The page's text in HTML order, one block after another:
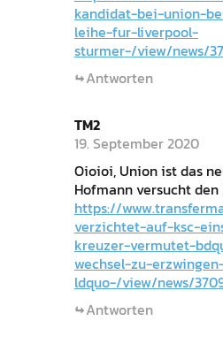
kandidat-bei-union-
leihe-fur-liverpool-
sturmer-/view/news/
Antworten
TM2
19. September 2020
Oioioi, Union ist das
Hofmann versucht den
https://
verzichtet-auf-ksc-
kreuzer-vermutet-
wechsel-zu-
ldquo-/view/news/
Antworten